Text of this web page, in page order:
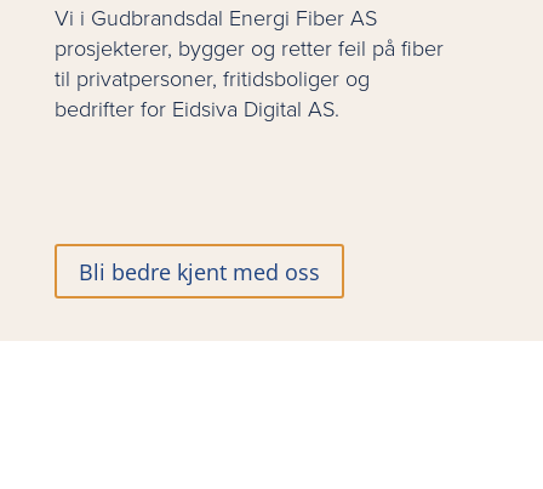
Vi i Gudbrandsdal Energi Fiber AS
prosjekterer, bygger og retter feil på fiber
til privatpersoner, fritidsboliger og
bedrifter for Eidsiva Digital AS.
Bli bedre kjent med oss